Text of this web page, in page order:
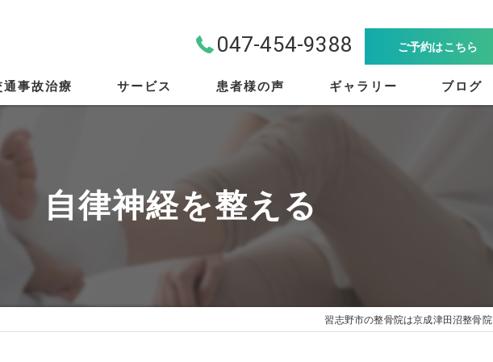
047-454-9388 ご予約はこちら
通事故治療 サービス
スポーツ外傷
骨盤矯正
患者様の声 ギャラリー ブログ
自律神経を整える
習志野市の整骨院は京成津田沼整骨院